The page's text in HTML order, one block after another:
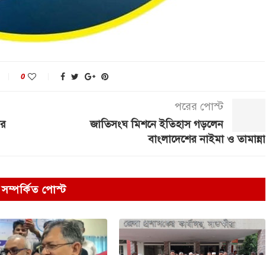
0
পরের পোস্ট
জাতিসংঘ মিশনে ইতিহাস গড়লেন
বাংলাদেশের নাইমা ও তামান্না
সম্পর্কিত পোস্ট